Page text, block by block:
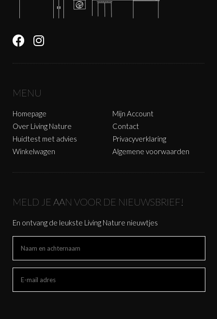
MENU
Homepage
Over Living Nature
Huidtest met advies
Winkelwagen
Mijn Account
Contact
Privacyverklaring
Algemene voorwaarden
MELD JE AAN VOOR DE NIEUWSBRIEF!
En ontvang de leukste Living Nature nieuwtjes